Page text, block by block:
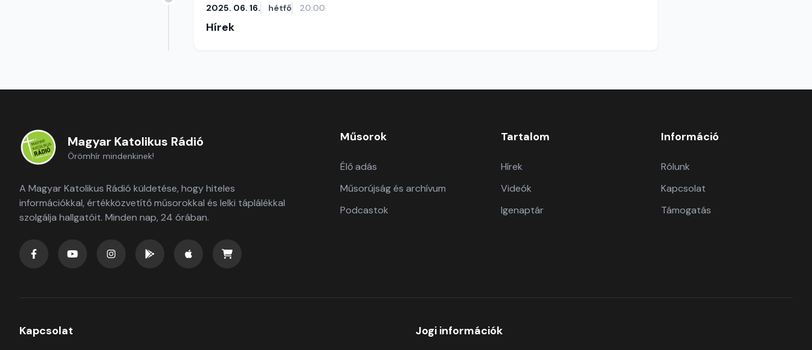
2025. 06. 16. hétfő 20:00
Hírek
Magyar Katolikus Rádió
Örömhír mindenkinek!
A Magyar Katolikus Rádió küldetése, hogy hiteles
információkkal, értékközvetítő műsorokkal és lelki táplálékkal
szolgálja hallgatóit. Minden nap, 24 órában.
Műsorok
Élő adás
Műsorújság és archívum
Podcastok
Tartalom
Hírek
Videók
Igenaptár
Információ
Rólunk
Kapcsolat
Támogatás
Kapcsolat Jogi információk